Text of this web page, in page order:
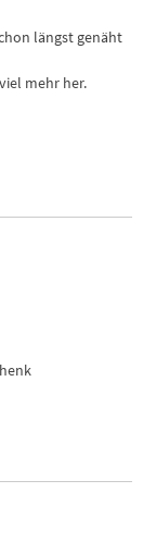
längst genäht
mehr her.